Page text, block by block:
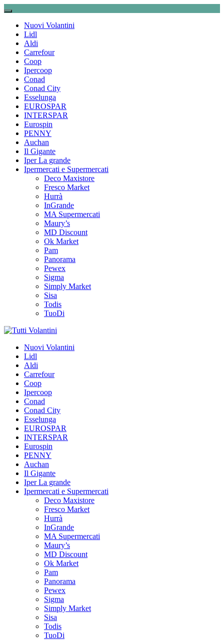
Nuovi Volantini
Lidl
Aldi
Carrefour
Coop
Ipercoop
Conad
Conad City
Esselunga
EUROSPAR
INTERSPAR
Eurospin
PENNY
Auchan
Il Gigante
Iper La grande
Ipermercati e Supermercati
Deco Maxistore
Fresco Market
Hurrà
InGrande
MA Supermercati
Maury’s
MD Discount
Ok Market
Pam
Panorama
Pewex
Sigma
Simply Market
Sisa
Todis
TuoDi
Tutti Volantini
Consulta subito i volantini
Nuovi Volantini
Lidl
Aldi
Carrefour
Coop
Ipercoop
Conad
Conad City
Esselunga
EUROSPAR
INTERSPAR
Eurospin
PENNY
Auchan
Il Gigante
Iper La grande
Ipermercati e Supermercati
Deco Maxistore
Fresco Market
Hurrà
InGrande
MA Supermercati
Maury’s
MD Discount
Ok Market
Pam
Panorama
Pewex
Sigma
Simply Market
Sisa
Todis
TuoDi